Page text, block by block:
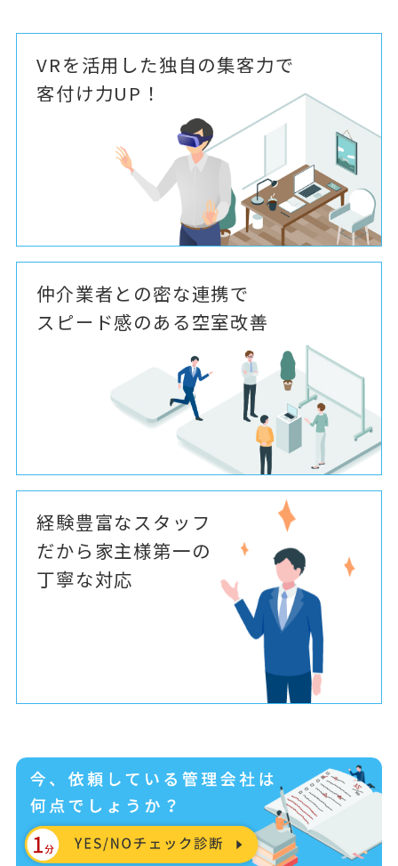
VRを活用した独自の集客力で
客付け力UP！
仲介業者との密な連携で
スピード感のある空室改善
経験豊富なスタッフ
だから家主様第一の
丁寧な対応